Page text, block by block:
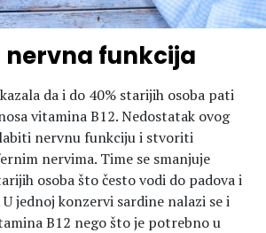
nervna funkcija
da i do 40% starijih osoba pati
vitamina B12. Nedostatak ovog
nervnu funkciju i stvoriti
nervima. Time se smanjuje
osoba što često vodi do padova i
jednoj konzervi sardine nalazi se i
B12 nego što je potrebno u